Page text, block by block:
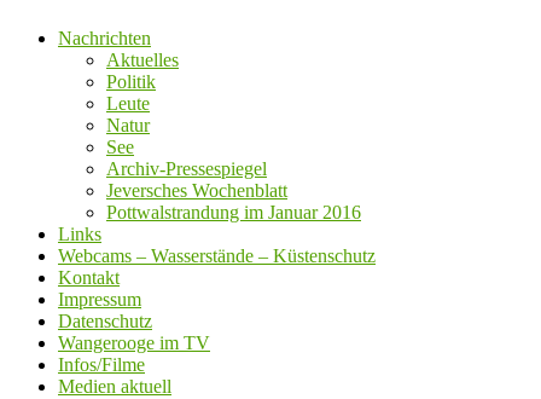
Nachrichten
Aktuelles
Politik
Leute
Natur
See
Archiv-Pressespiegel
Jeversches Wochenblatt
Pottwalstrandung im Januar 2016
Links
Webcams – Wasserstände – Küstenschutz
Kontakt
Impressum
Datenschutz
Wangerooge im TV
Infos/Filme
Medien aktuell